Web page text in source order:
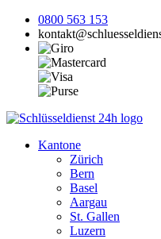
0800 563 153
Kantone
Zürich
Bern
Basel
Aargau
St. Gallen
Luzern